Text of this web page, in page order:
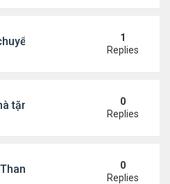
về tổ ấm
1
Replies
tặng cha mẹ
0
Replies
Vân dễ thương trong tiệc
0
Replies